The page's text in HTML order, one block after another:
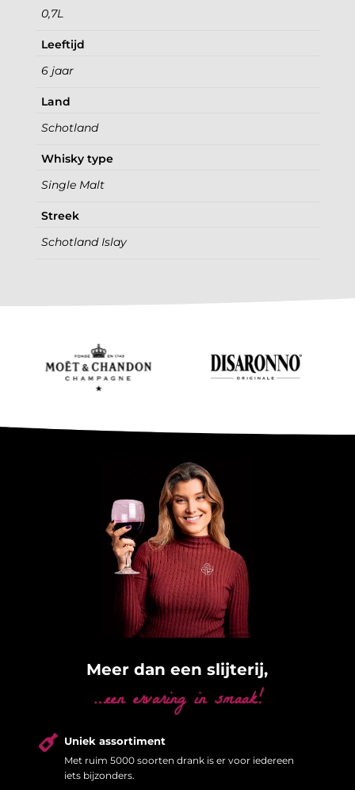
0,7L
Leeftijd
6 jaar
Land
Schotland
Whisky type
Single Malt
Streek
Schotland Islay
Meer dan een slijterij,
…een ervaring in smaak!
 Uniek assortiment
Met ruim 5000 soorten drank is er voor iedereen
iets bijzonders.